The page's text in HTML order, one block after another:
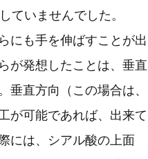
ていませんでした。
にも手を伸ばすことが出
が発想したことは、垂直
直方向（この場合は、
が可能であれば、出来て
には、シアル酸の上面